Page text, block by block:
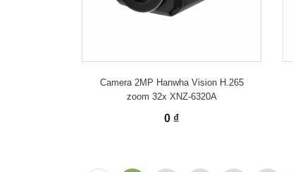
Camera 2MP Hanwha Vision H.265
zoom 32x XNZ-6320A
0 ₫